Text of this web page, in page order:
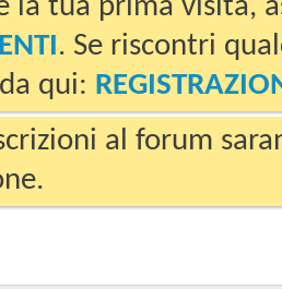
la tua prima visita,
. Se riscontri
qui:
al forum